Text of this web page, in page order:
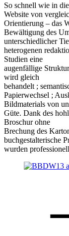
So schnell wie in
Website von
Orientierung – das
Bewältigung des
unterschiedlicher
heterogenen
Studien eine
augenfällige
wird gleich
behandelt ;
Papierwechsel ;
Bildmaterials von
Güte. Dank des
Broschur ohne
Brechung des
buchgestalterische
wurden